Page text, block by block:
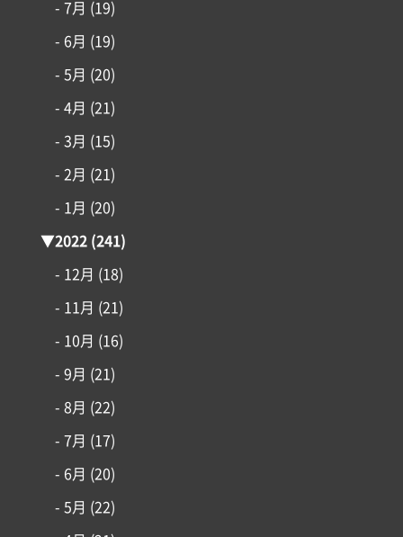
- 7月 (19)
- 6月 (19)
- 5月 (20)
- 4月 (21)
- 3月 (15)
- 2月 (21)
- 1月 (20)
▼2022(241)
- 12月 (18)
- 11月 (21)
- 10月 (16)
- 9月 (21)
- 8月 (22)
- 7月 (17)
- 6月 (20)
- 5月 (22)